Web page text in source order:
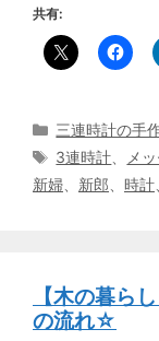
共有:
カ
テ
リ
三連時計の手
タ
グ
3連時計、 メ
新婦、 新郎、 時計
【木の暮ら
の流れ☆